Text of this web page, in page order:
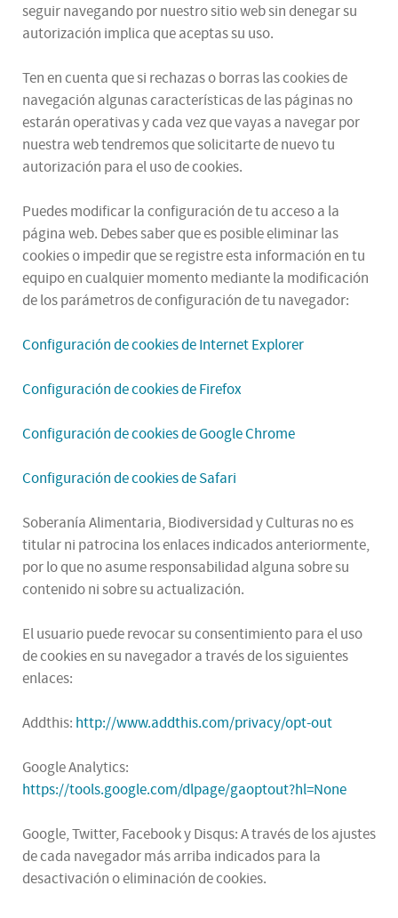
seguir navegando por nuestro sitio web sin denegar su
autorización implica que aceptas su uso.
Ten en cuenta que si rechazas o borras las cookies de
navegación algunas características de las páginas no
estarán operativas y cada vez que vayas a navegar por
nuestra web tendremos que solicitarte de nuevo tu
autorización para el uso de cookies.
Puedes modificar la configuración de tu acceso a la
página web. Debes saber que es posible eliminar las
cookies o impedir que se registre esta información en tu
equipo en cualquier momento mediante la modificación
de los parámetros de configuración de tu navegador:
Configuración de cookies de Internet Explorer
Configuración de cookies de Firefox
Configuración de cookies de Google Chrome
Configuración de cookies de Safari
Soberanía Alimentaria, Biodiversidad y Culturas no es
titular ni patrocina los enlaces indicados anteriormente,
por lo que no asume responsabilidad alguna sobre su
contenido ni sobre su actualización.
El usuario puede revocar su consentimiento para el uso
de cookies en su navegador a través de los siguientes
enlaces:
Addthis: http://www.addthis.com/privacy/opt-out
Google Analytics:
https://tools.google.com/dlpage/gaoptout?hl=None
Google, Twitter, Facebook y Disqus: A través de los ajustes
de cada navegador más arriba indicados para la
desactivación o eliminación de cookies.